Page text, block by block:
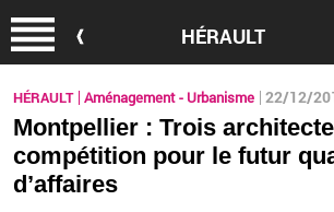
HÉRAULT
HÉRAULT Aménagement - Urbanisme 22/12/
Montpellier : Trois
compétition pour le futur
d’affaires